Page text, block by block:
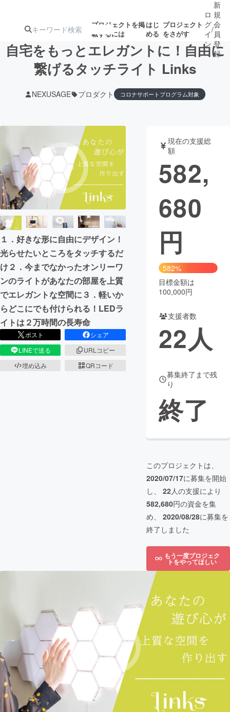
プロジェクトを掲
載するには
はじ
める
プロジェクト
をさがす
ジェクト
ターン
注目の新着プロ
ジェクト
募集終了が近いプ
ロジェクト
もうすぐ公開
されます
アート・写真 音楽
テクノロジー・ガジェット ゲーム・サ
映像・映画
ビジネス・起業
まちづくり・地域活性化
CAMPFIRE for Social Good
CAMPFIRE Creation
CAMPFIREふるさと納税machi-ya コミュニティ
ロ
グ
イ
ン
/
新
規
会
員
登
録
自宅をもっとエレガントに！自由に
繋げるタッチライト Links
NEXUSAGE プロダクト コロナサポートプログラム対象
１．好きな形に自由にデザイン！
光らせたいところをタッチするだ
け２．今までなかったオンリーワ
ンのライトがあなたの部屋を上質
でエレガントな空間に３．軽いか
らどこにでも付けられる！LEDラ
イトは２万時間の長寿命
ポスト
シェア
LINEで送る
URLコピー
埋め込み
QRコード
現在の支援総
額
582,
680
円
582%
目標金額は
100,000円
支援者数
22人
募集終了まで残
り
終了
このプロジェクトは、
2020/07/17に募集を開始
し、 22人の支援により
582,680円の資金を集
め、 2020/08/28に募集を
終了しました
もう一度プロジェク
トをやってほしい